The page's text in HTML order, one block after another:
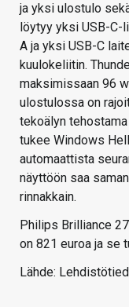
ja yksi ulostulo
löytyy yksi USB-C-
A ja yksi USB-C
kuulokeliitin.
maksimissaan 96
ulostulossa on
tekoälyn
tukee Windows
automaattista
näyttöön saa
rinnakkain.
Philips Brilliance
on 821 euroa ja se
Lähde: